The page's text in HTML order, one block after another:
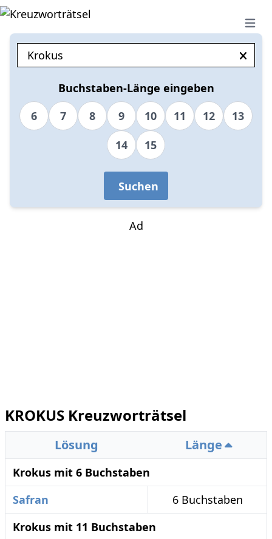
Open
Buchstaben-Länge eingeben
6
7 8 9 10 11 12
13
14
15
Suchen
Ad
KROKUS Kreuzworträtsel
Lösung Länge
Krokus mit 6 Buchstaben
Safran
6 Buchstaben
Krokus mit 11 Buchstaben